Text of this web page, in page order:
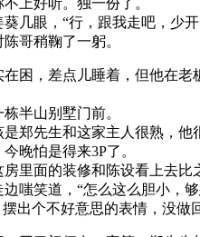
几眼，“行，跟我走吧，少
哥稍鞠了一躬。
困，差点儿睡着，但他在
半山别墅门前。
郑先生和这家主人很熟，
晚怕是得来3P了。
里面的装修和陈设看上去
嗤笑道，“怎么这么胆小，
出个不好意思的表情，没做